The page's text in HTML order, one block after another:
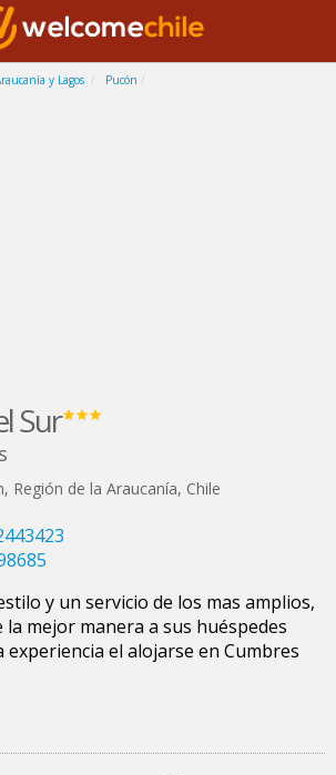
y Lagos Pucón
Sur
, Región de la Araucanía, Chile
y un servicio de los mas amplios,
mejor manera a sus huéspedes
experiencia el alojarse en Cumbres